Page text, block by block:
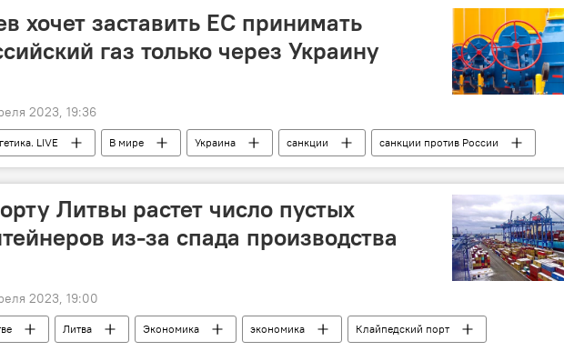
хочет заставить ЕС принимать
газ только через Украину
2023, 19:36
LIVE В мире Украина санкции
санкции против России
энергетика Россия
Литвы растет число пустых
из-за спада производства
2023, 19:00
Литва Экономика экономика Клайпедский порт